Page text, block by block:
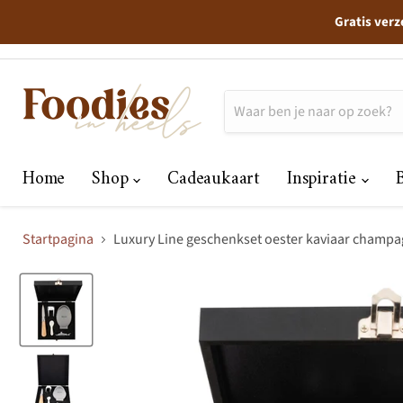
Gratis
Home Shop Cadeaukaart Inspiratie
Startpagina Luxury Line geschenkset oester kaviaar